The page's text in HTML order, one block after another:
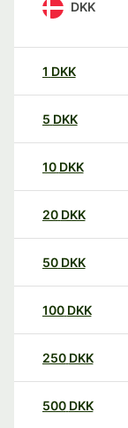
DKK
1 DKK
5 DKK
10 DKK
20 DKK
50 DKK
100 DKK
250 DKK
500 DKK